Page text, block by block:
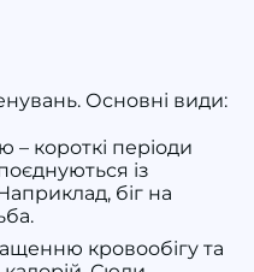
Основні види:
– короткі періоди
із
біг на
кровообігу та